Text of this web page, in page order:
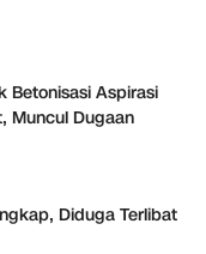
Betonisasi Aspirasi
Muncul Dugaan
Diduga Terlibat